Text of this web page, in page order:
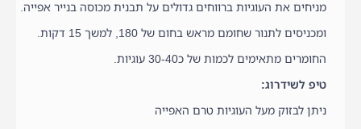
מניחים את העוגיות ברווחים גדולים על תבנית מכוסה בנייר אפייה.
ומכניסים לתנור שחומם מראש בחום של 180, למשך 15 דקות.
החומרים מתאימים לכמות של כ30-40 עוגיות.
טיפ לשידרוג:
ניתן לבזוק מעל העוגיות טרם האפייה